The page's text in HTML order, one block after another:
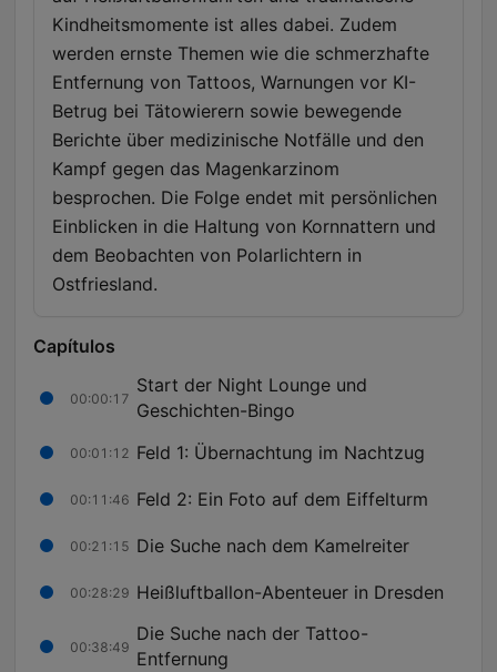
Kindheitsmomente ist alles dabei. Zudem
werden ernste Themen wie die schmerzhafte
Entfernung von Tattoos, Warnungen vor KI-
Betrug bei Tätowierern sowie bewegende
Berichte über medizinische Notfälle und den
Kampf gegen das Magenkarzinom
besprochen. Die Folge endet mit persönlichen
Einblicken in die Haltung von Kornnattern und
dem Beobachten von Polarlichtern in
Ostfriesland.
Capítulos
00:00:17
Start der Night Lounge und
Geschichten-Bingo
00:01:12 Feld 1: Übernachtung im Nachtzug
00:11:46 Feld 2: Ein Foto auf dem Eiffelturm
00:21:15 Die Suche nach dem Kamelreiter
00:28:29 Heißluftballon-Abenteuer in Dresden
00:38:49
Die Suche nach der Tattoo-
Entfernung